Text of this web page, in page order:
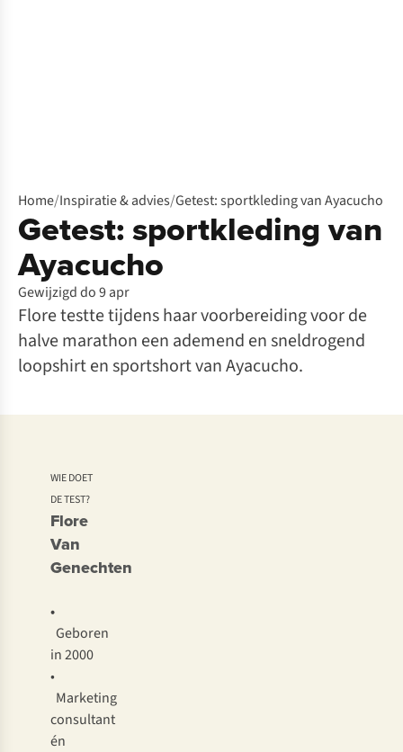
Home/Inspiratie & advies/Getest: sportkleding van Ayacucho
Getest: sportkleding van
Ayacucho
Gewijzigd do 9 apr
Flore testte tijdens haar voorbereiding voor de
halve marathon een ademend en sneldrogend
loopshirt en sportshort van Ayacucho.
WIE DOET
DE TEST?
Flore
Van
Genechten
•
Geboren
in 2000
•
Marketing
consultant
én